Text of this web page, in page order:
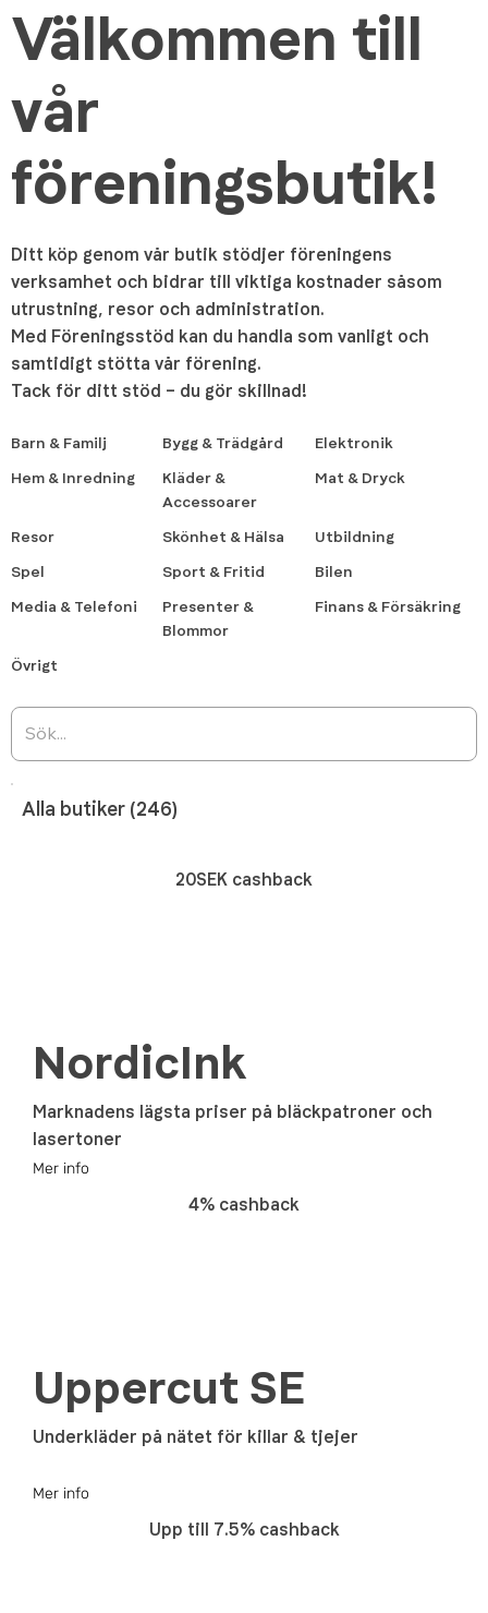
Välkommen till
vår
föreningsbutik!
Ditt köp genom vår butik stödjer föreningens
verksamhet och bidrar till viktiga kostnader såsom
utrustning, resor och administration.
Med Föreningsstöd kan du handla som vanligt och
samtidigt stötta vår förening.
Tack för ditt stöd – du gör skillnad!
Barn & Familj Bygg & Trädgård
Elektronik
Hem & Inredning
Kläder &
Accessoarer
Mat & Dryck
Resor Skönhet & Hälsa
Utbildning
Spel
Sport & Fritid
Bilen
Media & Telefoni
Presenter &
Blommor
Finans & Försäkring
Övrigt
Alla butiker (246)
20SEK cashback
NordicInk
Marknadens lägsta priser på bläckpatroner och
lasertoner
Mer info
4% cashback
Uppercut SE
Underkläder på nätet för killar & tjejer
Mer info
Upp till 7.5% cashback